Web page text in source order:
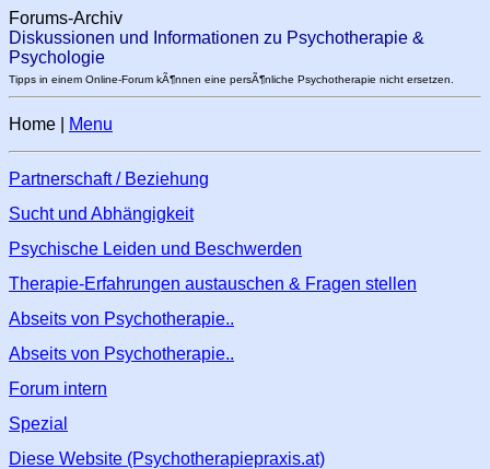
Forums-Archiv
Diskussionen und Informationen zu Psychotherapie &
Psychologie
Tipps in einem Online-Forum kÃ¶nnen eine persÃ¶nliche Psychotherapie nicht ersetzen.
Home | Menu
Partnerschaft / Beziehung
Sucht und Abhängigkeit
Psychische Leiden und Beschwerden
Therapie-Erfahrungen austauschen & Fragen stellen
Abseits von Psychotherapie..
Abseits von Psychotherapie..
Forum intern
Spezial
Diese Website (Psychotherapiepraxis.at)